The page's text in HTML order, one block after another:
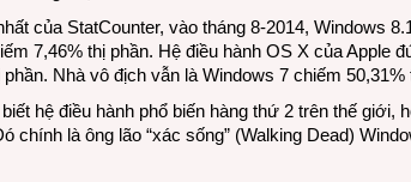
của StatCounter, vào tháng 8-2014, Windows
7,46% thị phần. Hệ điều hành OS X của Apple
Nhà vô địch vẫn là Windows 7 chiếm 50,31%
hệ điều hành phổ biến hàng thứ 2 trên thế giới,
chính là ông lão “xác sống” (Walking Dead)